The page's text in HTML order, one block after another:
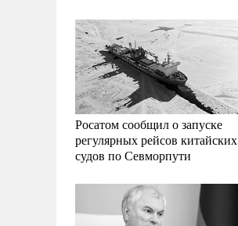
Росатом сообщил о запуске
регулярных рейсов китайских
судов по Севморпути